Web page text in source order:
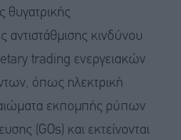
θυγατρικής
αντιστάθμισης κινδύνου
trading ενεργειακών
όπως ηλεκτρική
εκπομπής ρύπων
(GOs) και εκτείνονται